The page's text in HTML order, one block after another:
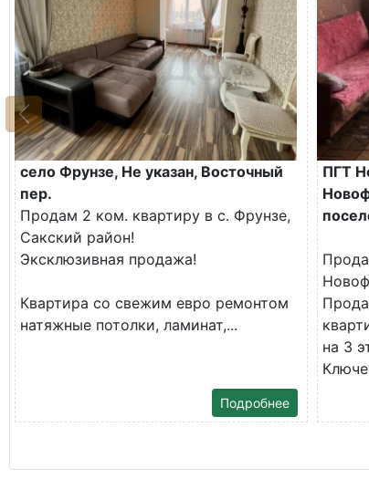
село Фрунзе, Не указан, Восточный
пер.
Продам 2 ком. квартиру в с. Фрунзе,
Сакский район!
Эксклюзивная продажа!
Квартира со свежим евро ремонтом
натяжные потолки, ламинат,...
Подробнее
ПГТ
на 3